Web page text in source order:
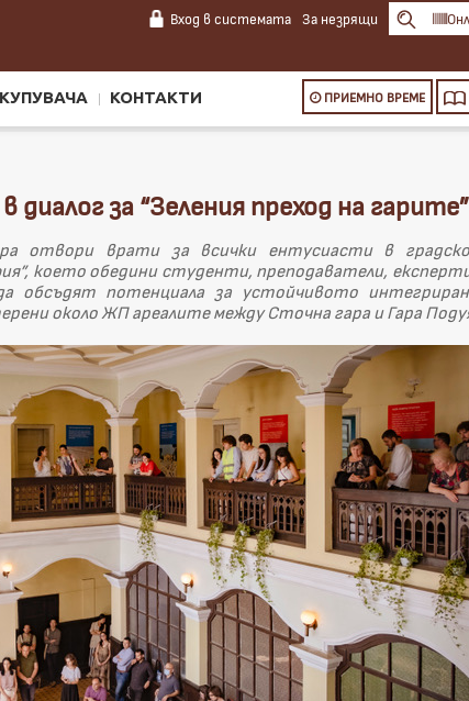
Вход в системата За незрящи
КОНТАКТИ ПРИЕМНО ВРЕМЕ
за “Зеления преход на гарите”
отвори врати за всички ентусиасти в
което обедини студенти, преподаватели,
обсъдят потенциала за устойчивото
около ЖП ареалите между Сточна гара и Гара